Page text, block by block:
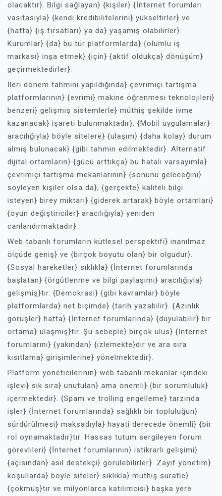
olacaktır}. Bilgi sağlayan} {kişiler} {İnternet forumları
vasıtasıyla} {kendi kredibilitelerini} yükseltirler} ve
{hatta} {iş fırsatları} ya da} yaşamış olabilirler}.
Kurumlar} {da} bu tür platformlarda} {olumlu iş
markası} inşa etmek} {için} {aktif oldukça} dönüşüm}
geçirmektedirler}.
İleri dönem tahmini yapıldığında} çevrimiçi tartışma
platformlarının} {evrimi} makine öğrenmesi teknolojileri}
benzeri} gelişmiş sistemlerle} müthiş şekilde ivme
kazanacak} işareti bulunmaktadır}. {Mobil uygulamalar}
aracılığıyla} böyle sitelere} {ulaşım} {daha kolay} durum
almış bulunacak} {gibi tahmin edilmektedir}. Alternatif
dijital ortamların} {gücü arttıkça} bu hatalı varsayımla}
çevrimiçi tartışma mekanlarının} {sonunu geleceğini}
söyleyen kişiler olsa da}, {gerçekte} kaliteli bilgi
isteyen} birey miktarı} {giderek artarak} böyle ortamları}
{oyun değiştiriciler} aracılığıyla} yeniden
canlandırmaktadır}.
Web tabanlı forumların kütlesel perspektifi} inanılmaz
ölçüde geniş} ve {birçok boyutu olan} bir olgudur}.
{Sosyal hareketler} sıklıkla} {İnternet forumlarında
başlatan} {örgütlenme ve bilgi paylaşımı} aracılığıyla}
gelişmiş}tır. {Demokrasi} {gibi kavramlar} böyle
platformlarda} net biçimde} {tarih yazabilir}. {Azınlık
görüşler} hatta} {İnternet forumlarında} {duyulabilir} bir
ortama} ulaşmış}tır. Şu sebeple} birçok ulus} {İnternet
forumlarını} {yakından} {izlemekte}dir ve ara sıra
kısıtlama} girişimlerine} yönelmektedir}.
Platform yöneticilerinin} web tabanlı mekanlar içindeki
işlevi} sık sıra} unutulan} ama önemli} {bir sorumluluk}
içermektedir}. {Spam ve trolling engelleme} tarzında
işler} {İnternet forumlarında} sağlıklı bir topluluğun}
sürdürülmesi} maksadıyla} hayati derecede önemli} {bir
rol oynamaktadır}tır. Hassas tutum sergileyen forum
görevlileri} {İnternet forumlarının} istikrarlı gelişimi}
{açısından} asıl destekçi} görülebilirler}. Zayıf yönetim}
koşullarda} böyle siteler} sıklıkla} müthiş süratle}
{çökmüş}tir ve milyonlarca katılımcısı} başka yere